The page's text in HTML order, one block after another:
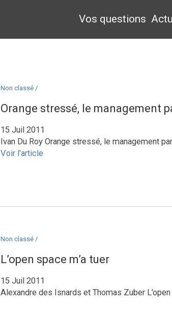
Vos questions
Non classé /
Orange stressé, le management
15 Juil 2011
Ivan Du Roy Orange stressé, le management
Voir l'article
Non classé /
L’open space m’a tuer
15 Juil 2011
Alexandre des Isnards et Thomas Zuber L’open